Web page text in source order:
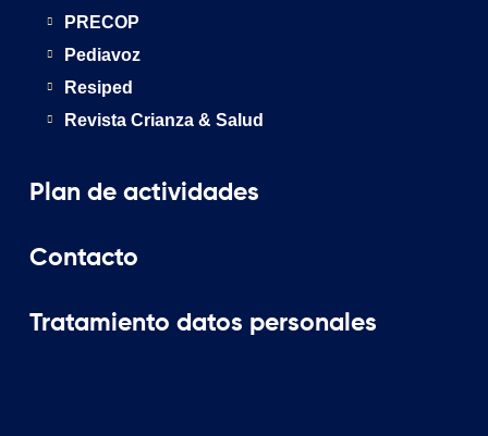
PRECOP
Pediavoz
Resiped
Revista Crianza & Salud
Plan de actividades
Contacto
Tratamiento datos personales